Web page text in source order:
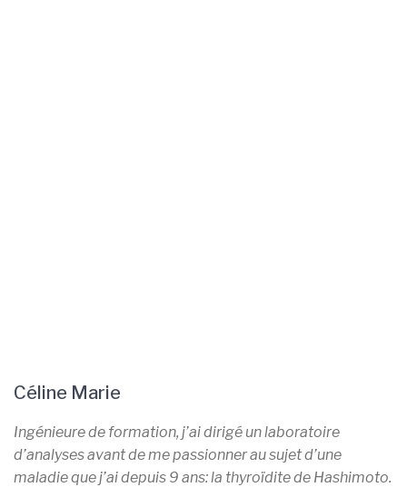
Céline Marie
Ingénieure de formation, j’ai dirigé un laboratoire
d’analyses avant de me passionnerau sujet d’une
maladie que j’ai depuis 9 ans: la thyroïdite de Hashimoto.